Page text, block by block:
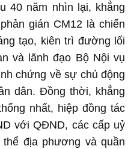
40 năm nhìn lại, khẳng
gián CM12 là chiến
tạo, kiên trì đường lối
và lãnh đạo Bộ Nội vụ
chứng về sự chủ động
dân. Đồng thời, khẳng
nhất, hiệp đồng tác
với QĐND, các cấp uỷ
địa phương và quần